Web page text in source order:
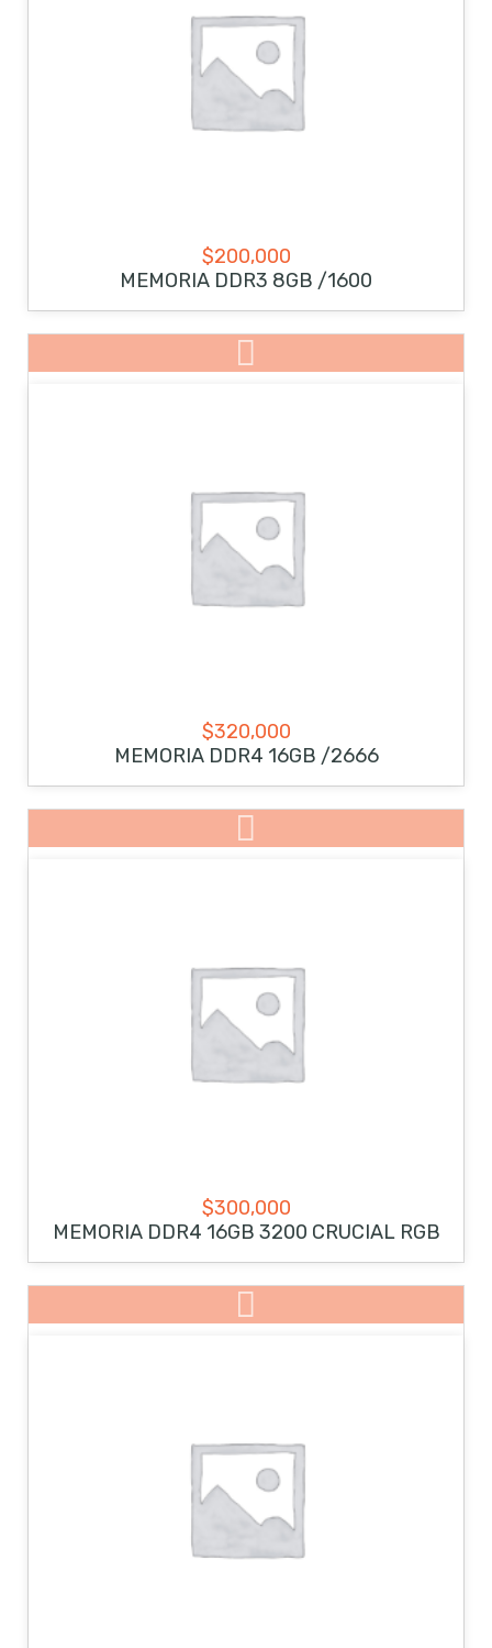
$200,000
MEMORIA DDR3 8GB /1600
$320,000
MEMORIA DDR4 16GB /2666
$300,000
MEMORIA DDR4 16GB 3200 CRUCIAL RGB